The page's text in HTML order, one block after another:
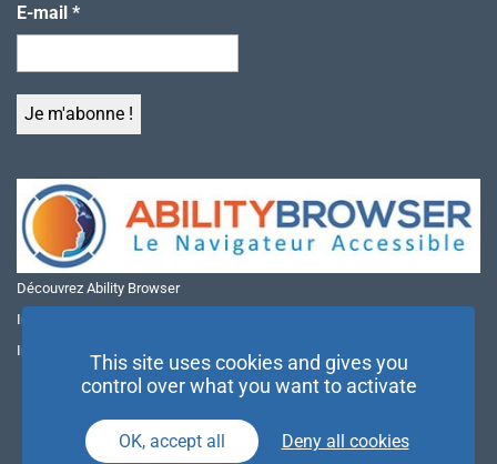
E-mail *
Découvrez Ability Browser
Installer Ability Browser sur Windows
Installer Ability Browser sur Mac
This site uses cookies and gives you
control over what you want to activate
OK, accept all Deny all cookies